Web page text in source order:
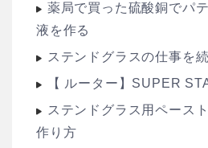
薬局で買った硫酸銅でパ
液を作る
ステンドグラスの仕事を
【 ルーター】SUPER
ステンドグラス用ペース
作り方